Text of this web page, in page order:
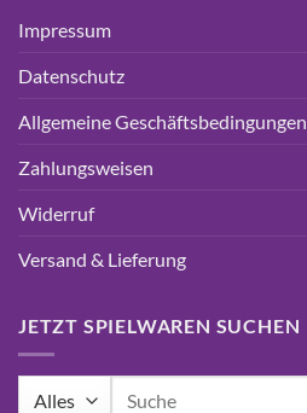
Impressum
Datenschutz
Allgemeine Geschäftsbedingungen
Zahlungsweisen
Widerruf
Versand & Lieferung
JETZT SPIELWAREN SUCHEN